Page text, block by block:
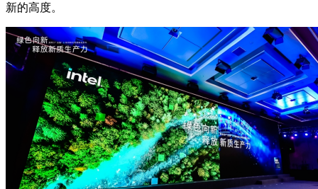
新的高度。